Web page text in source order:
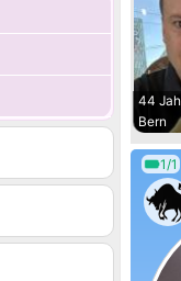
44
Bern
1/1